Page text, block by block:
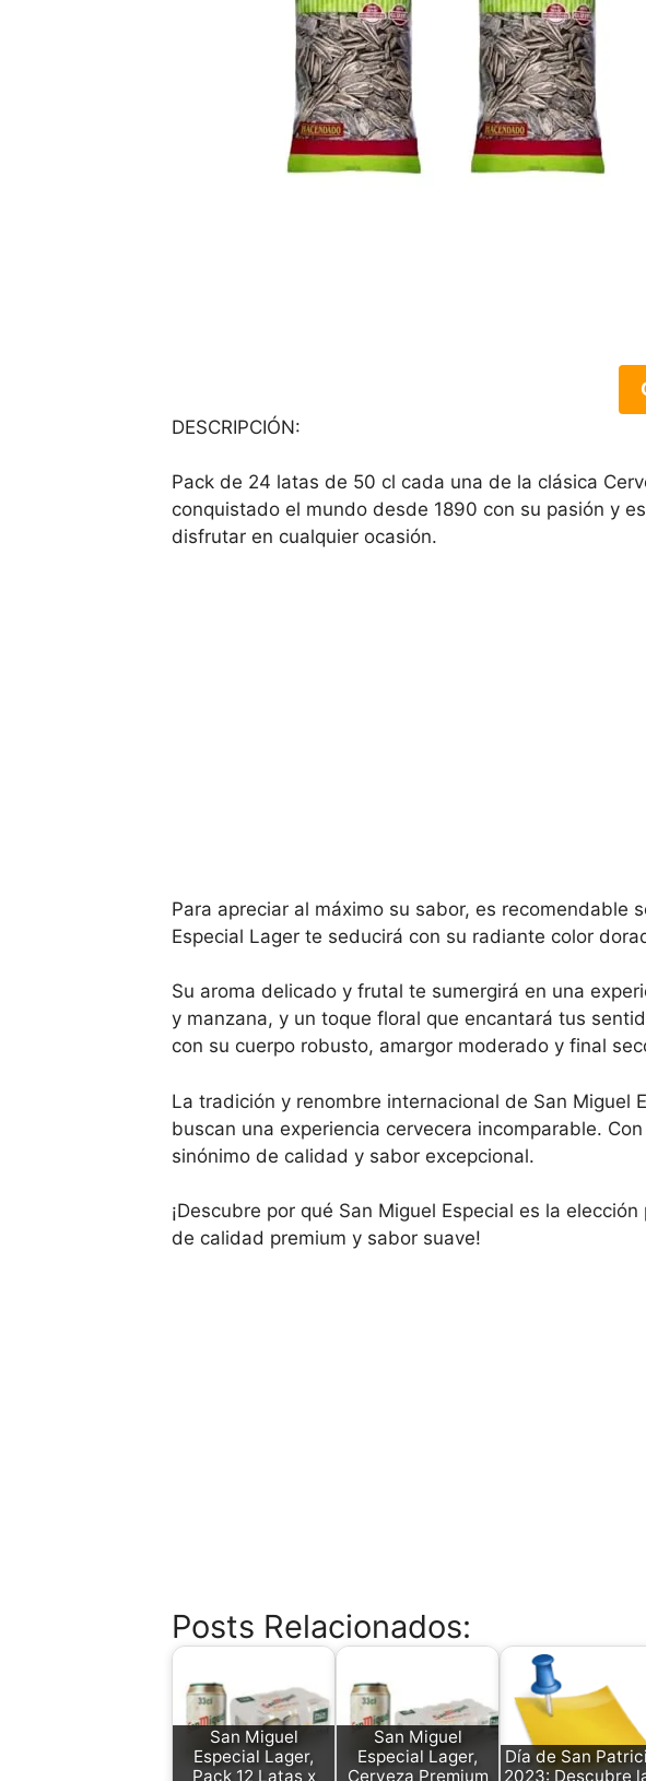
DESCRIPCIÓN:
Pack de 24 latas de 50 cl cada una de la clásica
conquistado el mundo desde 1890 con su pasión y
disfrutar en cualquier ocasión.
Para apreciar al máximo su sabor, es recomendable
Especial Lager te seducirá con su radiante color
Su aroma delicado y frutal te sumergirá en una
y manzana, y un toque floral que encantará tus
con su cuerpo robusto, amargor moderado y final
La tradición y renombre internacional de San Miguel
buscan una experiencia cervecera incomparable.
sinónimo de calidad y sabor excepcional.
¡Descubre por qué San Miguel Especial es la
de calidad premium y sabor suave!
Posts Relacionados:
San Miguel
Especial Lager,
Pack 12 Latas x
San Miguel
Especial Lager,
Cerveza Premium
Día de San
2023: Descubre